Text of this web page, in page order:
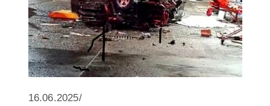
16.06.2025/